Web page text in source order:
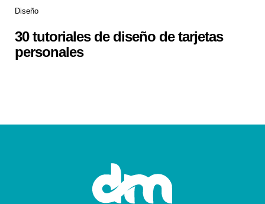
Diseño
30 tutoriales de diseño de tarjetas
personales